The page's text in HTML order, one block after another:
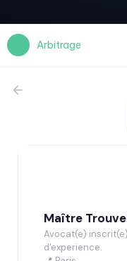
Arbitrage
Maître
Avocat(e)
d'experience.